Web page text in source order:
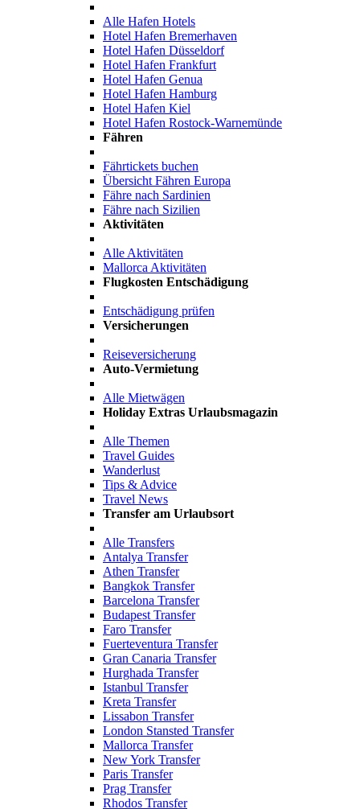
Alle Hafen Hotels
Hotel Hafen Bremerhaven
Hotel Hafen Düsseldorf
Hotel Hafen Frankfurt
Hotel Hafen Genua
Hotel Hafen Hamburg
Hotel Hafen Kiel
Hotel Hafen Rostock-Warnemünde
Fähren
Fährtickets buchen
Übersicht Fähren Europa
Fähre nach Sardinien
Fähre nach Sizilien
Aktivitäten
Alle Aktivitäten
Mallorca Aktivitäten
Flugkosten Entschädigung
Entschädigung prüfen
Versicherungen
Reiseversicherung
Auto-Vermietung
Alle Mietwägen
Holiday Extras Urlaubsmagazin
Alle Themen
Travel Guides
Wanderlust
Tips & Advice
Travel News
Transfer am Urlaubsort
Alle Transfers
Antalya Transfer
Athen Transfer
Bangkok Transfer
Barcelona Transfer
Budapest Transfer
Faro Transfer
Fuerteventura Transfer
Gran Canaria Transfer
Hurghada Transfer
Istanbul Transfer
Kreta Transfer
Lissabon Transfer
London Stansted Transfer
Mallorca Transfer
New York Transfer
Paris Transfer
Prag Transfer
Rhodos Transfer